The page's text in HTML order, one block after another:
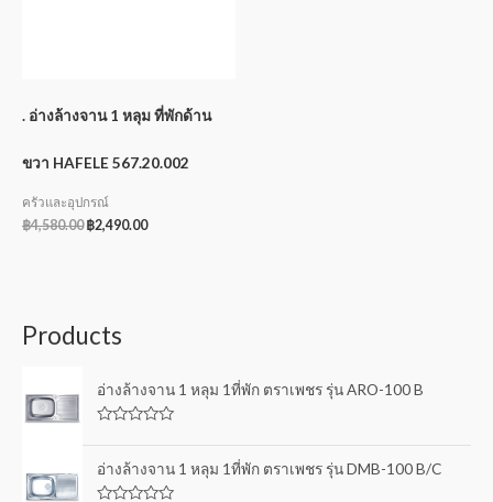
. อ่างล้างจาน 1 หลุม ที่พักด้าน
ขวา HAFELE 567.20.002
ครัวและอุปกรณ์
฿4,580.00 ฿2,490.00
Products
อ่างล้างจาน 1 หลุม 1ที่พัก ตราเพชร รุ่น ARO-100 B
t
e
d
อ่างล้างจาน 1 หลุม 1ที่พัก ตราเพชร รุ่น DMB-100 B/C